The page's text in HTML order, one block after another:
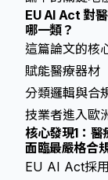
EU AI Act 對
哪一類？
這篇論文的核
賦能醫療器材
分類邏輯與合
技業者進入歐
核心發現1：醫
面臨最嚴格合
EU AI Act採